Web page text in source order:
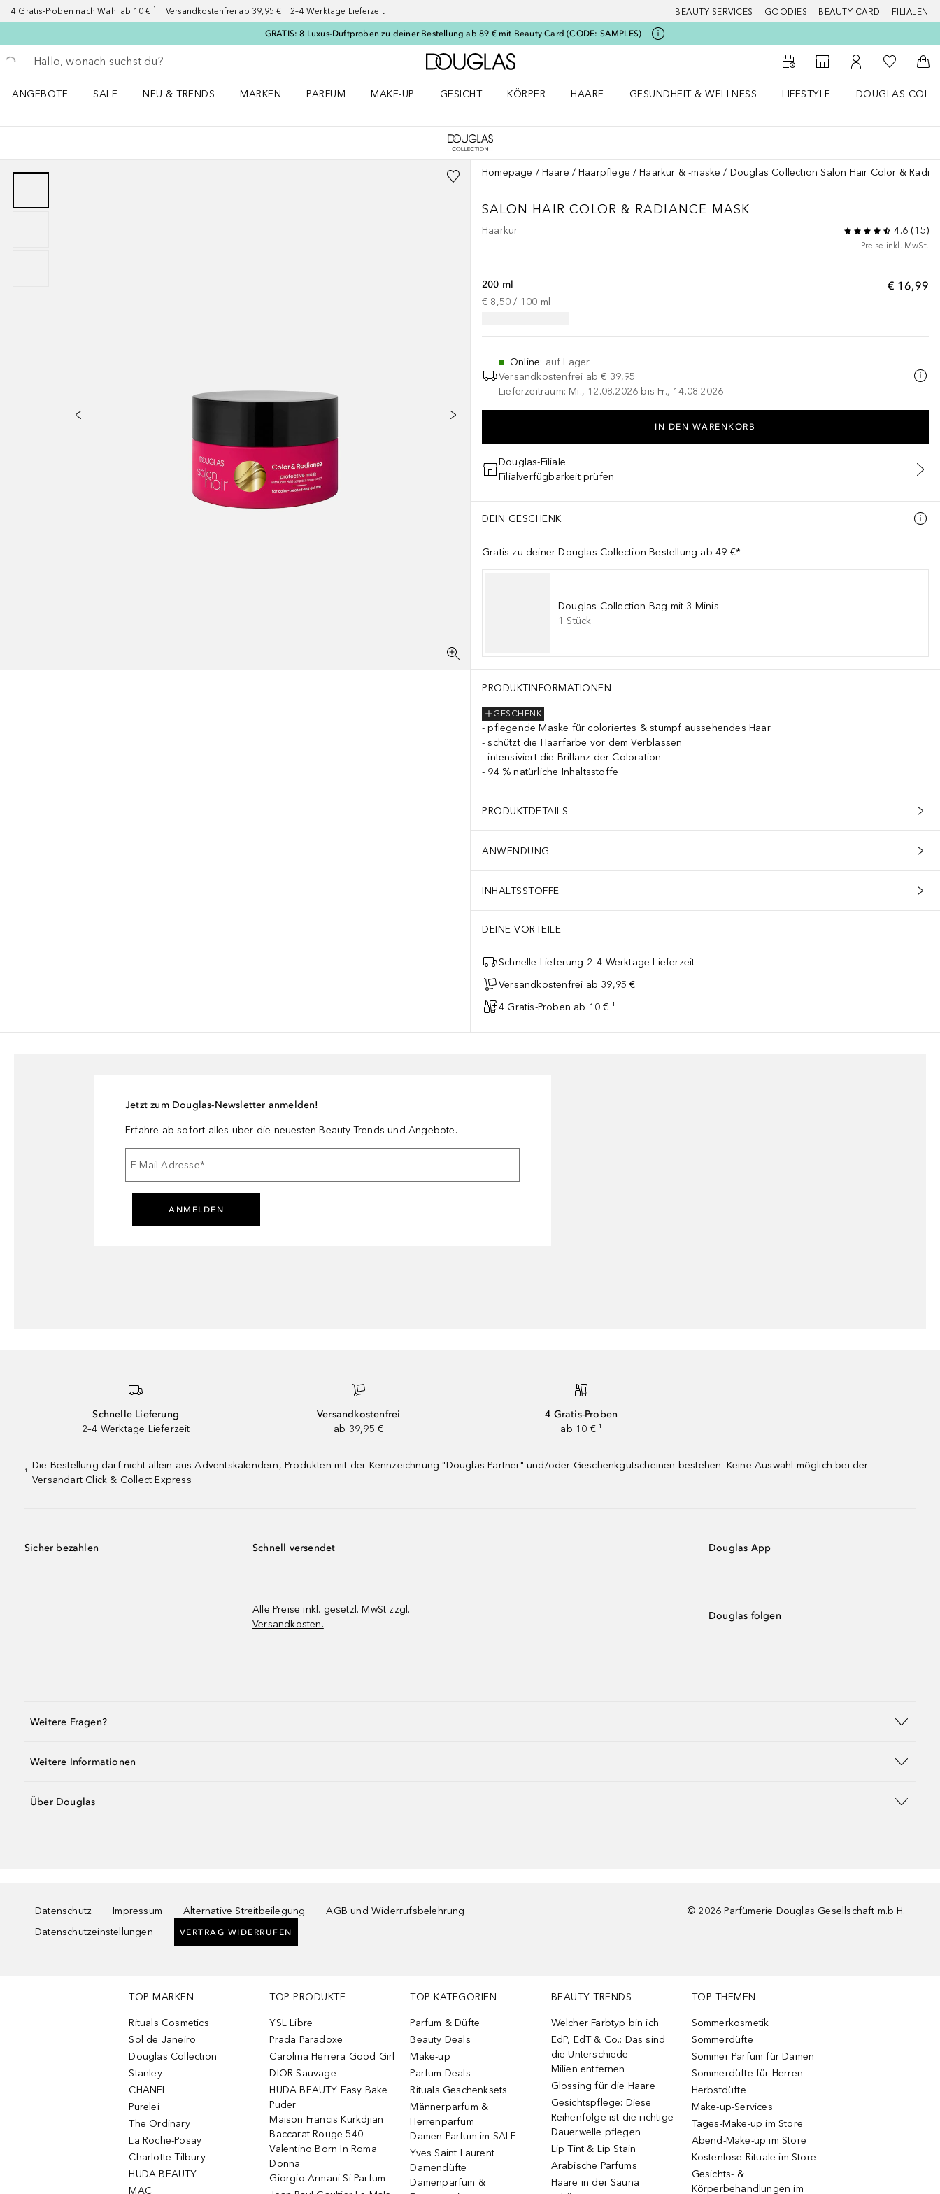
4 Gratis-Proben nach Wahl ab 10 € ¹ Versandkostenfrei ab 39,95 € 2–4 Werktage Lieferzeit BEAUTY SERVICES GOODIES BEAUTY CARD FILIALEN
GRATIS: 8 Luxus-Duftproben zu deiner Bestellung ab 89 € mit Beauty Card (CODE: SAMPLES)
Gehe zurück
Suche ausführen
Zur Douglas Startseite
Zum Storefinder
Zu Meinem
Zu Meiner
ANGEBOTE
SALE
NEU & TRENDS
MARKEN
PARFUM
MAKE-UP
GESICHT
KÖRPER
HAARE
GESUNDHEIT & WELLNESS
LIFESTYLE
DOUGLAS
Homepage Haare Haarpflege Haarkur & -maske Douglas Collection Salon Hair Color &
SALON HAIR COLOR & RADIANCE MASK
Haarkur 4.6(15)
Preise inkl. MwSt.
€ 16,99
200 ml
€ 8,50 / 100 ml
Online: auf Lager
Versandkostenfrei ab € 39,95
Lieferzeitraum: Mi., 12.08.2026 bis Fr., 14.08.2026
IN DEN WARENKORB
Douglas-Filiale
Filialverfügbarkeit prüfen
DEIN GESCHENK
Gratis zu deiner Douglas-Collection-Bestellung ab 49 €*
Douglas Collection Bag mit 3 Minis
1 Stück
PRODUKTINFORMATIONEN
GESCHENK
pflegende Maske für coloriertes & stumpf aussehendes Haar
schützt die Haarfarbe vor dem Verblassen
intensiviert die Brillanz der Coloration
94 % natürliche Inhaltsstoffe
PRODUKTDETAILS
ANWENDUNG
INHALTSSTOFFE
DEINE VORTEILE
Schnelle Lieferung 2–4 Werktage Lieferzeit
Versandkostenfrei ab 39,95 €
4 Gratis-Proben ab 10 € ¹
Jetzt zum Douglas-Newsletter anmelden!
Erfahre ab sofort alles über die neuesten Beauty-Trends und Angebote.
E-Mail-Adresse*
ANMELDEN
Schnelle Lieferung
2–4 Werktage Lieferzeit
Versandkostenfrei
ab 39,95 €
4 Gratis-Proben
ab 10 € ¹
¹
Die Bestellung darf nicht allein aus Adventskalendern, Produkten mit der Kennzeichnung "Douglas Partner" und/oder Geschenkgutscheinen bestehen. Keine Auswahl möglich bei der
Versandart Click & Collect Express
Sicher bezahlen Schnell versendet
Alle Preise inkl. gesetzl. MwSt zzgl.
Versandkosten.
Douglas App
Douglas folgen
Weitere Fragen?
Weitere Informationen
Über Douglas
Datenschutz Impressum Alternative Streitbeilegung
AGB und Widerrufsbelehrung
Datenschutzeinstellungen
VERTRAG WIDERRUFEN
© 2026 Parfümerie Douglas Gesellschaft m.b.H.
TOP MARKEN
Rituals Cosmetics
Sol de Janeiro
Douglas Collection
Stanley
CHANEL
Purelei
The Ordinary
La Roche-Posay
Charlotte Tilbury
HUDA BEAUTY
MAC
TOP PRODUKTE
YSL Libre
Prada Paradoxe
Carolina Herrera Good Girl
DIOR Sauvage
HUDA BEAUTY Easy Bake
Puder
Maison Francis Kurkdjian
Baccarat Rouge 540
Valentino Born In Roma
Donna
Giorgio Armani Si Parfum
TOP KATEGORIEN
Parfum & Düfte
Beauty Deals
Make-up
Parfum-Deals
Rituals Geschenksets
Männerparfum &
Herrenparfum
Damen Parfum im SALE
Yves Saint Laurent
Damendüfte
Damenparfum &
BEAUTY TRENDS
Welcher Farbtyp bin ich
EdP, EdT & Co.: Das sind
die Unterschiede
Milien entfernen
Glossing für die Haare
Gesichtspflege: Diese
Reihenfolge ist die richtige
Dauerwelle pflegen
Lip Tint & Lip Stain
Arabische Parfums
Haare in der Sauna
TOP THEMEN
Sommerkosmetik
Sommerdüfte
Sommer Parfum für Damen
Sommerdüfte für Herren
Herbstdüfte
Make-up-Services
Tages-Make-up im Store
Abend-Make-up im Store
Kostenlose Rituale im Store
Gesichts- &
Körperbehandlungen im